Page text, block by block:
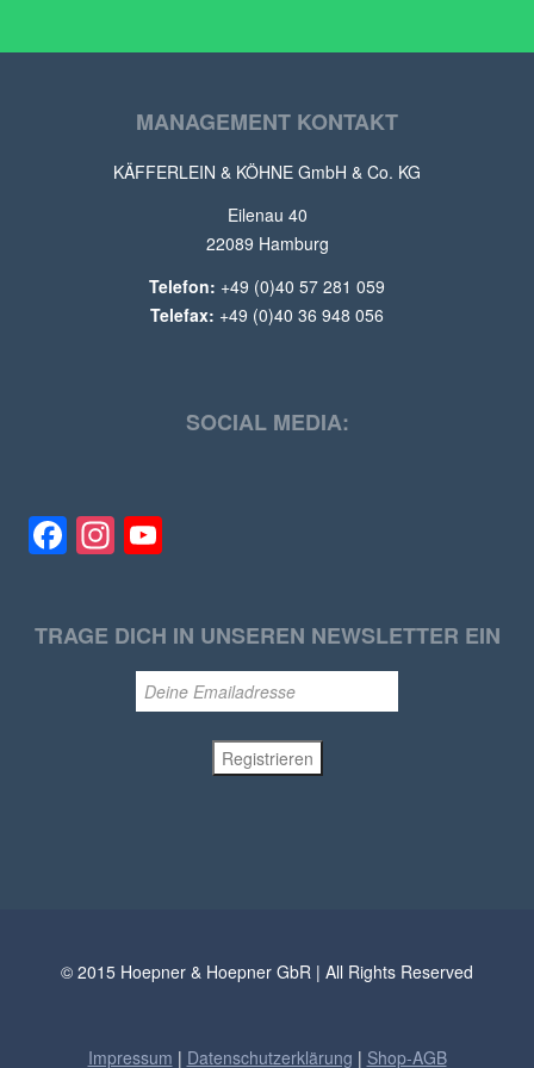
Welt - In 80 Tagen ohne Geld"
MANAGEMENT KONTAKT
KÄFFERLEIN & KÖHNE GmbH & Co. KG
Eilenau 40
22089 Hamburg
Telefon: +49 (0)40 57 281 059
Telefax: +49 (0)40 36 948 056
SOCIAL MEDIA:
Facebook
Instagram
TRAGE DICH IN UNSEREN NEWSLETTER EIN
© 2015 Hoepner & Hoepner GbR | All Rights Reserved
Impressum | Datenschutzerklärung | Shop-AGB